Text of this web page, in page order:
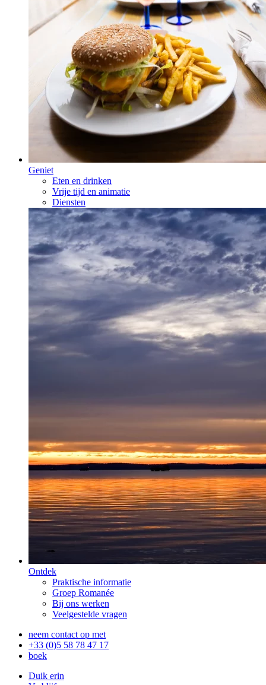
Geniet
Eten en drinken
Vrije tijd en animatie
Diensten
Ontdek
Praktische informatie
Groep Romanée
Bij ons werken
Veelgestelde vragen
neem contact op met
+33 (0)5 58 78 47 17
boek
Duik erin